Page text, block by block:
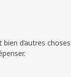
d’autres choses